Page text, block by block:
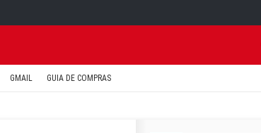
GMAIL GUIA DE COMPRAS